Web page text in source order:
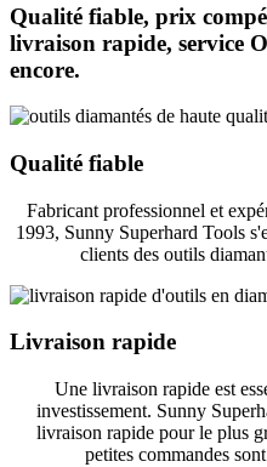
Qualité fiable, prix
livraison rapide, service
encore.
Qualité fiable
Fabricant professionnel et
1993, Sunny Superhard Tools
clients des outils
Livraison rapide
Une livraison rapide est
investissement. Sunny
livraison rapide pour le plus
petites commandes